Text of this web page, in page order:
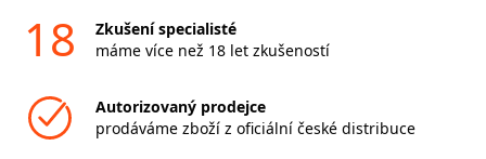
18
Zkušení specialisté
máme více než 18 let zkušeností
Autorizovaný prodejce
prodáváme zboží z oficiální české distribuce